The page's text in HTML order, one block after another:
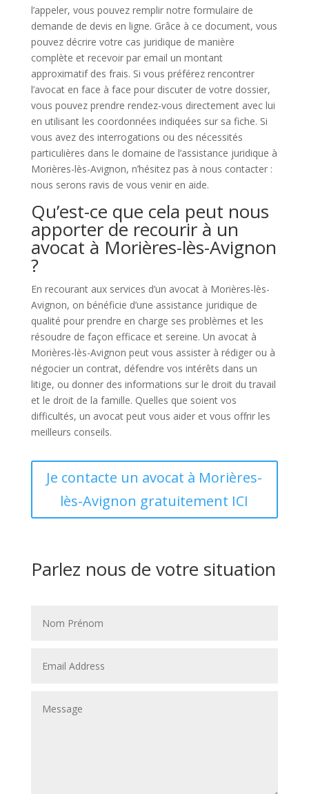
l’appeler, vous pouvez remplir notre formulaire de
demande de devis en ligne. Grâce à ce document, vous
pouvez décrire votre cas juridique de manière
complète et recevoir par email un montant
approximatif des frais. Si vous préférez rencontrer
l’avocat en face à face pour discuter de votre dossier,
vous pouvez prendre rendez-vous directement avec lui
en utilisant les coordonnées indiquées sur sa fiche. Si
vous avez des interrogations ou des nécessités
particulières dans le domaine de l’assistance juridique à
Morières-lès-Avignon, n’hésitez pas à nous contacter :
nous serons ravis de vous venir en aide.
Qu’est-ce que cela peut nous
apporter de recourir à un
avocat à Morières-lès-Avignon
?
En recourant aux services d’un avocat à Morières-lès-
Avignon, on bénéficie d’une assistance juridique de
qualité pour prendre en charge ses problèmes et les
résoudre de façon efficace et sereine. Un avocat à
Morières-lès-Avignon peut vous assister à rédiger ou à
négocier un contrat, défendre vos intérêts dans un
litige, ou donner des informations sur le droit du travail
et le droit de la famille. Quelles que soient vos
difficultés, un avocat peut vous aider et vous offrir les
meilleurs conseils.
Je contacte un avocat à Morières-
lès-Avignon gratuitement ICI
Parlez nous de votre situation